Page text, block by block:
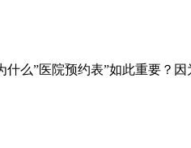
么”医院预约表”如此重要？